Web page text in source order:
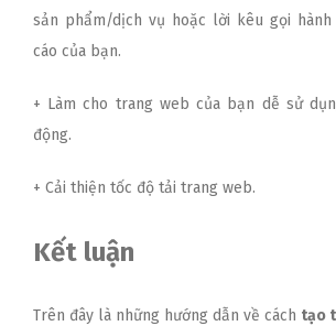
sản phẩm/dịch vụ hoặc lời kêu gọi
cáo của bạn.
+ Làm cho trang web của bạn dễ sử
động.
+ Cải thiện tốc độ tải trang web.
Kết luận
Trên đây là những hướng dẫn về cách tạo